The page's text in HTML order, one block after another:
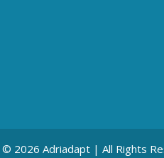
© 2026 Adriadapt | All Rights